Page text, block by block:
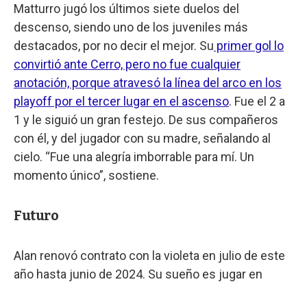
Matturro jugó los últimos siete duelos del
descenso, siendo uno de los juveniles más
destacados, por no decir el mejor. Su primer gol lo
convirtió ante Cerro, pero no fue cualquier
anotación, porque atravesó la línea del arco en los
playoff por el tercer lugar en el ascenso. Fue el 2 a
1 y le siguió un gran festejo. De sus compañeros
con él, y del jugador con su madre, señalando al
cielo. “Fue una alegría imborrable para mí. Un
momento único”, sostiene.
Futuro
Alan renovó contrato con la violeta en julio de este
año hasta junio de 2024. Su sueño es jugar en